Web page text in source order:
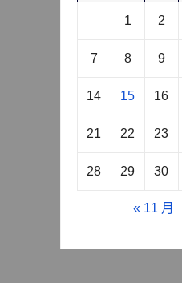
1 2
7 8 9
14 15 16
21 22 23
28 29 30
« 11 月